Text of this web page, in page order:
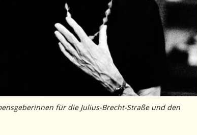
für die Julius-Brecht-Straße und den